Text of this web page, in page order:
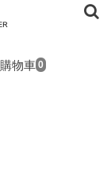
購物車 0